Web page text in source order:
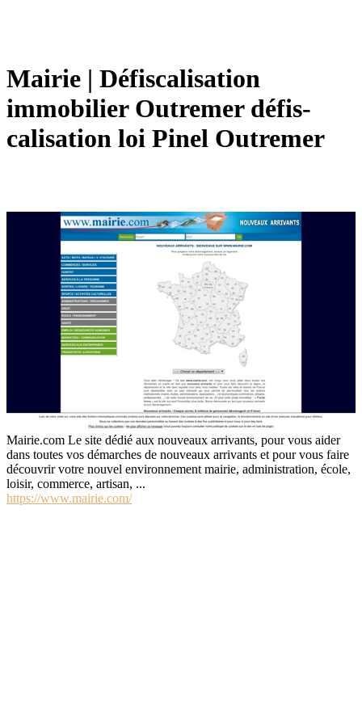
Mairie | Défis­calisa­tion
immobilier Outremer défis­
calisa­tion loi Pinel Outremer
Mairie.com Le site dédié aux nouveaux arrivants, pour vous aider
dans toutes vos démarches de nouveaux arrivants et pour vous faire
découvrir votre nouvel environnement mairie, administration, école,
loisir, commerce, artisan, ...
https://www.mairie.com/